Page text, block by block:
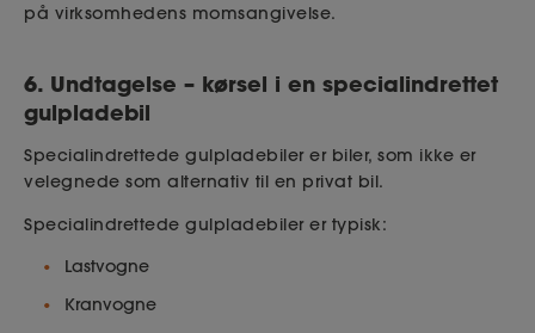
på virksomhedens momsangivelse.
6. Undtagelse – kørsel i en specialindrettet
gulpladebil
Specialindrettede gulpladebiler er biler, som ikke er
velegnede som alternativ til en privat bil.
Specialindrettede gulpladebiler er typisk:
Lastvogne
Kranvogne